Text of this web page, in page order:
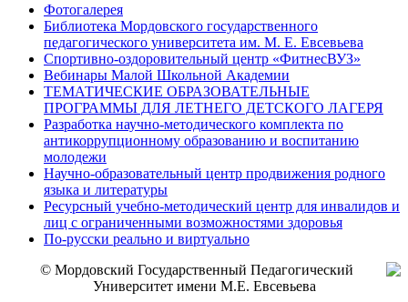
Фотогалерея
Библиотека Мордовского государственного
педагогического университета им. М. Е. Евсевьева
Спортивно-оздоровительный центр «ФитнесВУЗ»
Вебинары Малой Школьной Академии
ТЕМАТИЧЕСКИЕ ОБРАЗОВАТЕЛЬНЫЕ
ПРОГРАММЫ ДЛЯ ЛЕТНЕГО ДЕТСКОГО ЛАГЕРЯ
Разработка научно-методического комплекта по
антикоррупционному образованию и воспитанию
молодежи
Научно-образовательный центр продвижения родного
языка и литературы
Ресурсный учебно-методический центр для инвалидов и
лиц с ограниченными возможностями здоровья
По-русски реально и виртуально
© Мордовский Государственный Педагогический
Университет имени М.Е. Евсевьева